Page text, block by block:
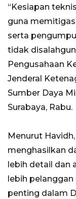
“Kesiapan
guna
serta
tidak
Pengusahaan
Jenderal
Sumber Daya
Surabaya, Rabu.
Menurut
menghasilkan
lebih detail dan
lebih
penting dalam